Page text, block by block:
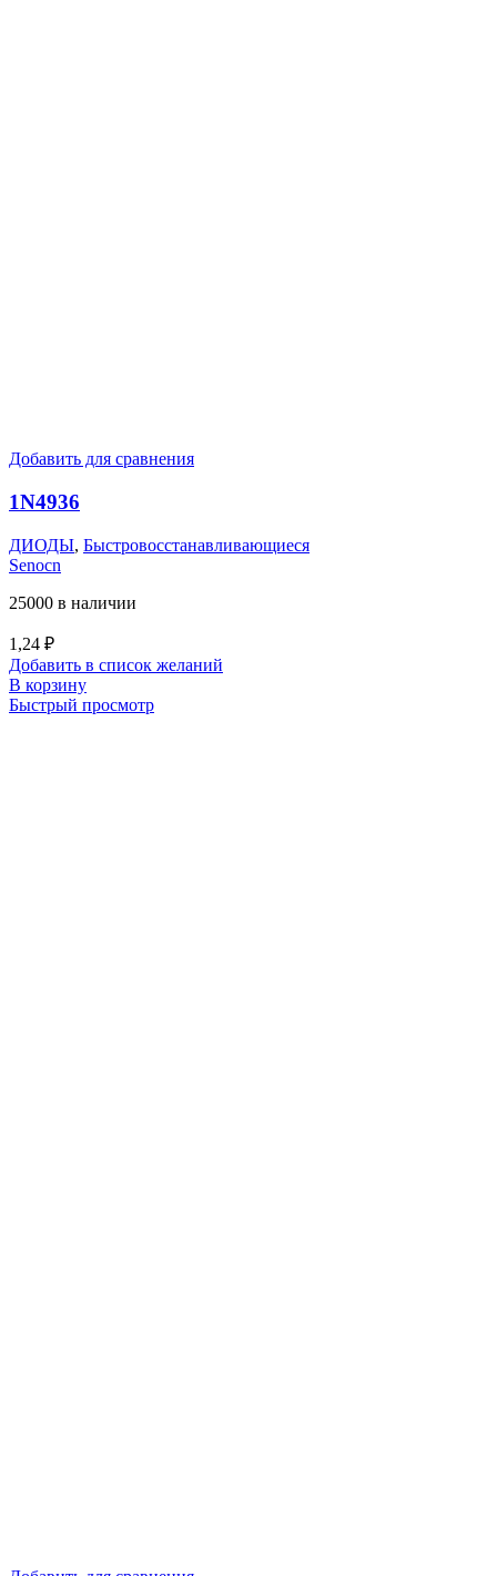
Добавить для сравнения
1N4936
ДИОДЫ, Быстровосстанавливающиеся
Senocn
25000 в наличии
1,24 ₽
Добавить в список желаний
В корзину
Быстрый просмотр